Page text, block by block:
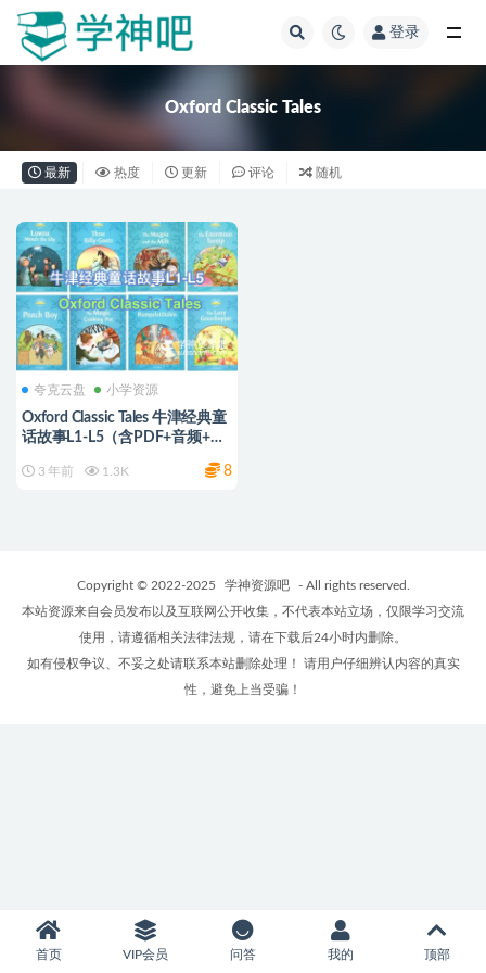
登录
Oxford Classic Tales
最新 热度 更新 评论 随机
夸克云盘 小学资源
Oxford Classic Tales 牛津经典童
话故事L1-L5（含PDF+音频+练
3 年前 1.3K 8
Copyright © 2022-2025 学神资源吧
- All rights reserved.
本站资源来自会员发布以及互联网公开收集，不代表本站立场，仅限学习交流
使用，请遵循相关法律法规，请在下载后24小时内删除。
如有侵权争议、不妥之处请联系本站删除处理！ 请用户仔细辨认内容的真实
性，避免上当受骗！
首页 VIP会员 问答 我的 顶部